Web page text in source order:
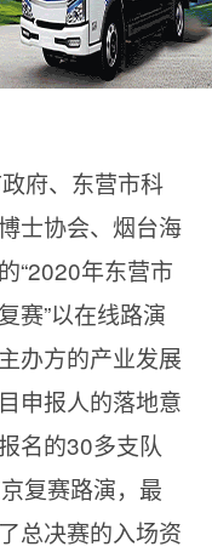
府、东营市科
士协会、烟台海
“2020年东营市
赛”以在线路演
办方的产业发展
申报人的落地意
名的30多支队
复赛路演，最
总决赛的入场资